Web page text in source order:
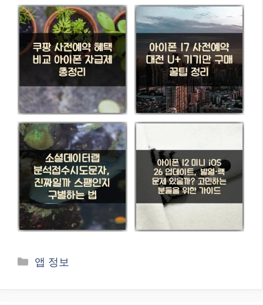
카
앱 정보